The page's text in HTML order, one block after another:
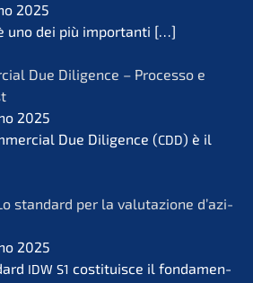
2025
uno dei più importan­ti […]
Due Diligence – Proces­so e
2025
Due Diligence (CDD) è il
standard per la valuta­zio­ne d’azi­
2025
IDW S1 costi­tuis­ce il fonda­men­